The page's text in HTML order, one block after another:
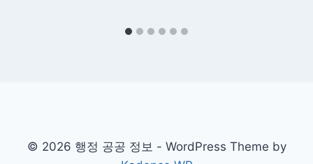
© 2026 행정 공공 정보 - WordPress Theme by